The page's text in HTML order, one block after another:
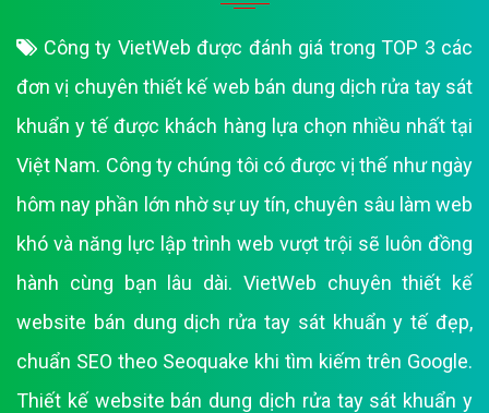
Công ty VietWeb được đánh giá trong TOP 3 các
đơn vị chuyên thiết kế web bán dung dịch rửa tay sát
khuẩn y tế được khách hàng lựa chọn nhiều nhất tại
Việt Nam. Công ty chúng tôi có được vị thế như ngày
hôm nay phần lớn nhờ sự uy tín, chuyên sâu làm web
khó và năng lực lập trình web vượt trội sẽ luôn đồng
hành cùng bạn lâu dài. VietWeb chuyên thiết kế
website bán dung dịch rửa tay sát khuẩn y tế đẹp,
chuẩn SEO theo Seoquake khi tìm kiếm trên Google.
Thiết kế website bán dung dịch rửa tay sát khuẩn y